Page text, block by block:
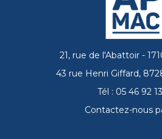
21, rue de l'Abattoir -
43 rue Henri Giffard,
Tél : 05 46 92
Contactez-nous